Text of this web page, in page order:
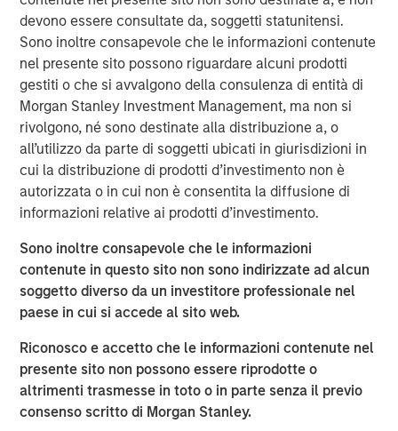
devono essere consultate da, soggetti statunitensi.
Sono inoltre consapevole che le informazioni contenute
nel presente sito possono riguardare alcuni prodotti
gestiti o che si avvalgono della consulenza di entità di
Morgan Stanley Investment Management, ma non si
rivolgono, né sono destinate alla distribuzione a, o
all’utilizzo da parte di soggetti ubicati in giurisdizioni in
cui la distribuzione di prodotti d’investimento non è
autorizzata o in cui non è consentita la diffusione di
informazioni relative ai prodotti d’investimento.
Sono inoltre consapevole che le informazioni
contenute in questo sito non sono indirizzate ad alcun
soggetto diverso da un investitore professionale nel
paese in cui si accede al sito web.
Riconosco e accetto che le informazioni contenute nel
presente sito non possono essere riprodotte o
altrimenti trasmesse in toto o in parte senza il previo
consenso scritto di Morgan Stanley.
Hyde Park Angels (HPA), which closed Friday.
The company added several marquee names to an
already noteworthy list of investors following a $5 million
seed round last summer. New investors, Three Bridges
Private Capital and Wintrust Ventures, join seed round
investors Singapore-based Frasers Property Group, ESD,
Ken Griffin, Citadel Founder and CEO, Michael Sacks of
GCM Grosvenor, and Raj Gupta of ESD.
“We were pleased to co-lead Cohesion’s Series A with
Co-Portfolio Manager, Morgan Stanley Next Level Fund.
“With the support of our corporate partners, Microsoft,
Hearst and Walmart, we aim to accelerate Cohesion’s
API-first technology platform to disrupt commercial real
estate operations.”
The company will use the funds for product and market
expansion including its digital twin technology for
optimizing building environment and health. Cohesion